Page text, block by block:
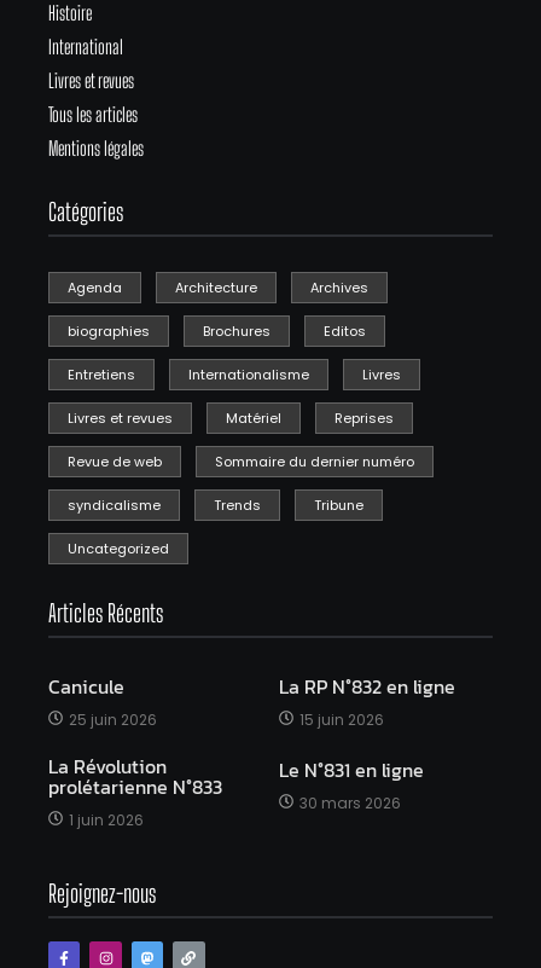
Histoire
International
Livres et revues
Tous les articles
Mentions légales
Catégories
Agenda Architecture Archives
biographies Brochures Editos
Entretiens Internationalisme Livres
Livres et revues Matériel Reprises
Revue de web Sommaire du dernier numéro
syndicalisme Trends Tribune
Uncategorized
Articles Récents
Canicule
25 juin 2026
La RP N°832 en ligne
15 juin 2026
La Révolution
prolétarienne N°833
1 juin 2026
Le N°831 en ligne
30 mars 2026
Rejoignez-nous